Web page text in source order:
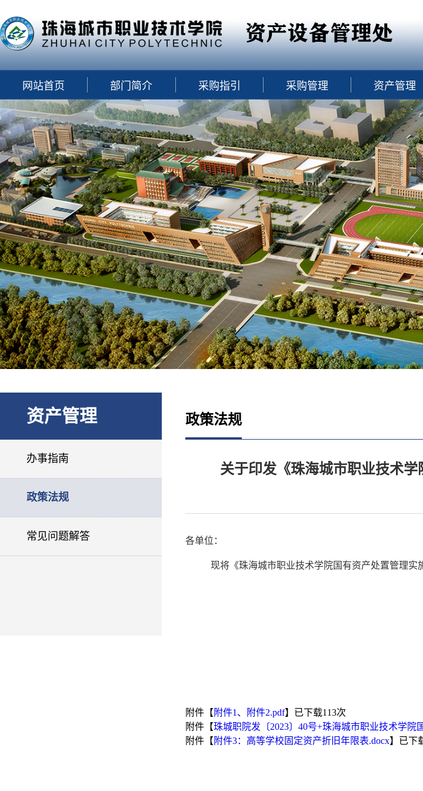
网站首页 部门简介 采购指引 采购管理 资产管理
资产管理
办事指南
政策法规
常见问题解答
政策法规
关于印发《珠海城市职业技术
各单位：
现将《珠海城市职业技术学院国有资产处置管理实
珠
附件【 附件1、附件2.pdf】已下载113次
附件【珠城职院发〔2023〕40号+珠海城市职业技术学院
附件【 附件3：高等学校固定资产折旧年限表.docx】已下